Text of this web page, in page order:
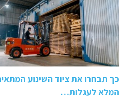
כך תבחרו את ציוד השינוע
המלא לעגלות…